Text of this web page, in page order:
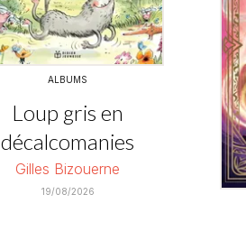
ALBUMS
Loup gris en
décalcomanies
Gilles Bizouerne
19/08/2026